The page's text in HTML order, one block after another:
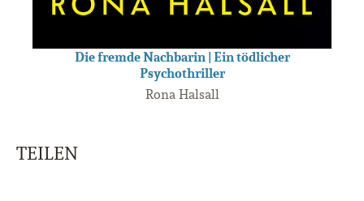
Die fremde Nachbarin | Ein tödlicher
Psychothriller
Rona Halsall
TEILEN